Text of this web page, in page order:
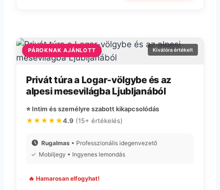
PÁROKNAK AJÁNLOTT Kiválóra értékelt
Privát túra a Logar-völgybe és az
alpesi mesevilágba Ljubljanából
⭐ Intim és személyre szabott kikapcsolódás
★★★★★4.9 (15+ értékelés)
Rugalmas • Professzionális idegenvezető
✓ Mobiljegy • Ingyenes lemondás
🔥 Hamarosan elfogyhat!